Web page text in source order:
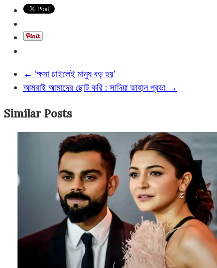
← ‘ক্ষমা চাইলেই মানুষ বড় হয়’
আমরাই আমাদের ছোট করি : সাদিয়া জাহান প্রভা →
Similar Posts